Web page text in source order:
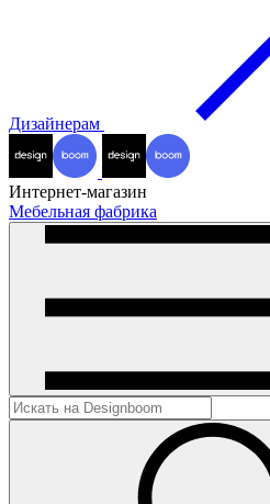
Дизайнерам
Интернет-магазин
Мебельная фабрика